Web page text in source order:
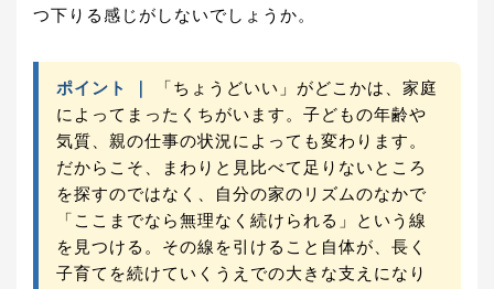
つ下りる感じがしないでしょうか。
ポイント ｜
「ちょうどいい」がどこかは、家庭
によってまったくちがいます。子どもの年齢や
気質、親の仕事の状況によっても変わります。
だからこそ、まわりと見比べて足りないところ
を探すのではなく、自分の家のリズムのなかで
「ここまでなら無理なく続けられる」という線
を見つける。その線を引けること自体が、長く
子育てを続けていくうえでの大きな支えになり